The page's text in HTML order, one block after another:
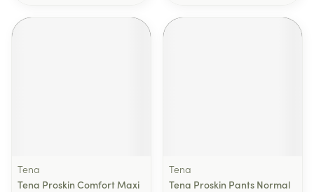
Tena
Tena Proskin Comfort Maxi
Tena
Tena Proskin Pants Normal